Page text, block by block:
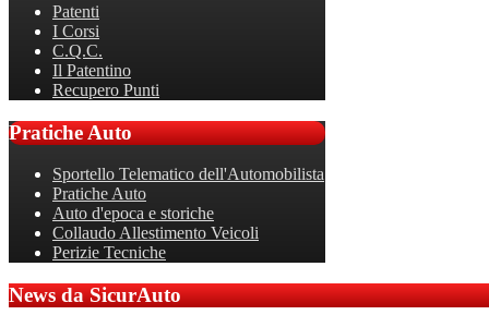
Patenti
I Corsi
C.Q.C.
Il Patentino
Recupero Punti
PraticheAuto
Sportello Telematico dell'Automobilista
Pratiche Auto
Auto d'epoca e storiche
Collaudo Allestimento Veicoli
Perizie Tecniche
News da SicurAuto